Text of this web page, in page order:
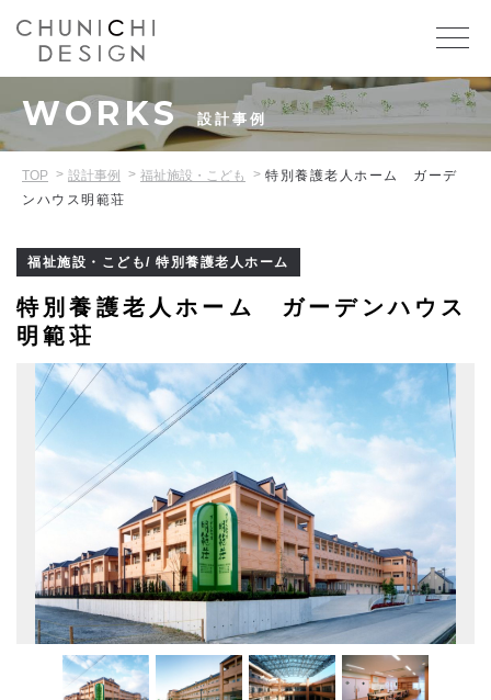
WORKS 設計事例
TOP 設計事例 福祉施設・こども
特別養護老人ホーム ガーデ
ンハウス明範荘
福祉施設・こども/ 特別養護老人ホーム
特別養護老人ホーム ガーデンハウス
明範荘